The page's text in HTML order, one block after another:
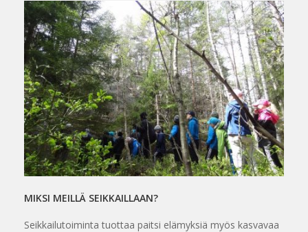
MIKSI MEILLÄ SEIKKAILLAAN?
Seikkailutoiminta tuottaa paitsi elämyksiä myös kasvavaa